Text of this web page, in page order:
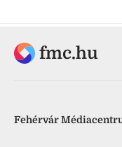
fmc.hu
Fehérvár